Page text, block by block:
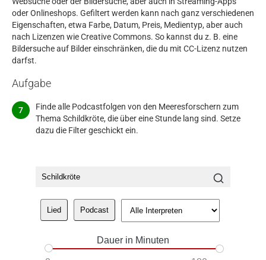
oder Onlineshops. Gefiltert werden kann nach ganz verschiedenen
Eigenschaften, etwa Farbe, Datum, Preis, Medientyp, aber auch
nach Lizenzen wie Creative Commons. So kannst du z. B. eine
Bildersuche auf Bilder einschränken, die du mit CC-Lizenz nutzen
darfst.
Aufgabe
Finde alle Podcastfolgen von den Meeresforschern zum
Thema Schildkröte, die über eine Stunde lang sind. Setze
dazu die Filter geschickt ein.